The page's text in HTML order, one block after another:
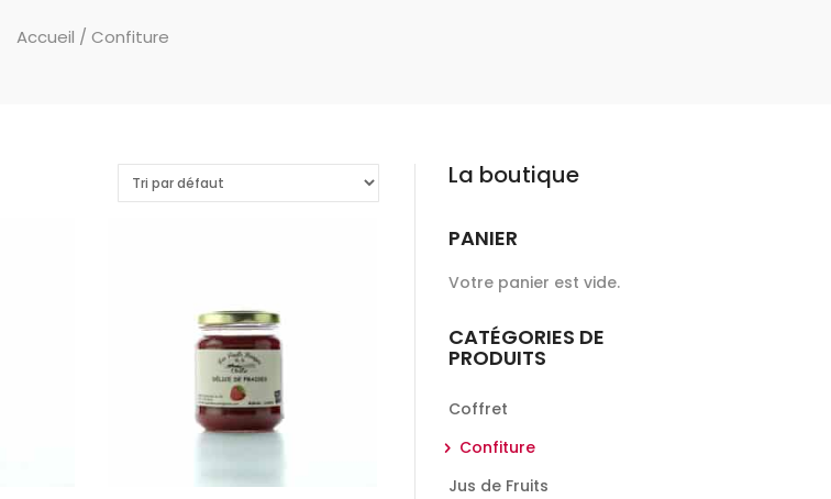
Accueil / Confiture
La boutique
PANIER
Votre panier est vide.
CATÉGORIES DE
PRODUITS
Coffret
Confiture
Jus de Fruits